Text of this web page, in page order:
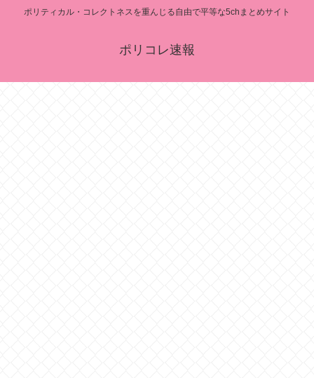
ポリティカル・コレクトネスを重んじる自由で平等な5chまとめサイト
ポリコレ速報